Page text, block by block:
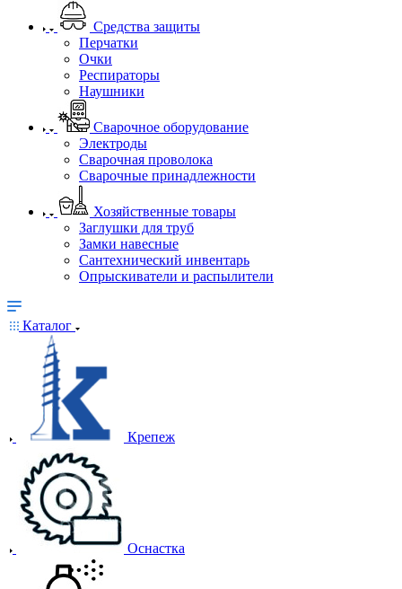
Средства защиты
Перчатки
Очки
Респираторы
Наушники
Сварочное оборудование
Электроды
Сварочная проволока
Сварочные принадлежности
Хозяйственные товары
Заглушки для труб
Замки навесные
Сантехнический инвентарь
Опрыскиватели и распылители
Каталог
Крепеж
Оснастка